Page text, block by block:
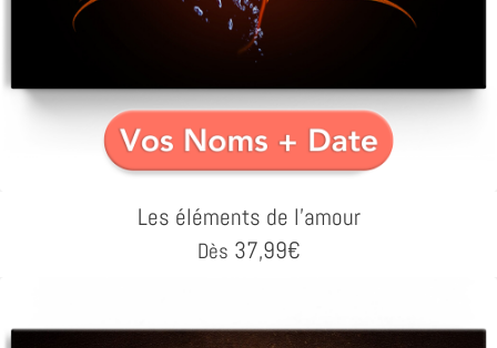
Les éléments de l'amour
Dès 37,99€